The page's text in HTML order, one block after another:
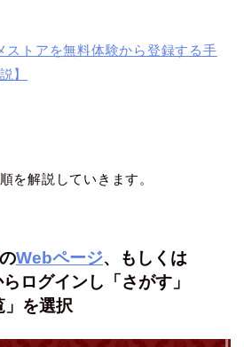
トアを無料体験から登録する手
】
を解説していきます。
Webページ、もしくは
ログインし「さがす」
を選択